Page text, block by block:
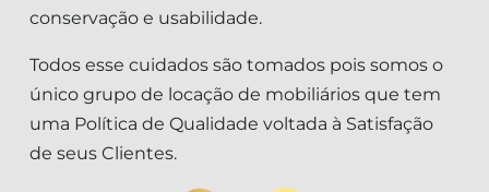
conservação e usabilidade.
Todos esse cuidados são tomados pois somos o
único grupo de locação de mobiliários que tem
uma Política de Qualidade voltada à Satisfação
de seus Clientes.